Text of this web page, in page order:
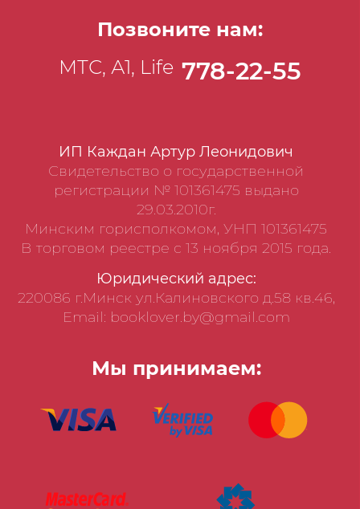
ИП Каждан Артур Леонидович
Свидетельство о государственной
регистрации № 101361475 выдано
29.03.2010г.
Минским горисполкомом, УНП 101361475
В торговом реестре с 13 ноября 2015 года.
Юридический адрес:
220086 г.Минск ул.Калиновского д.58 кв.46,
Email: booklover.by@gmail.com
Мы принимаем:
Позвоните нам:
МТС, А1, Life 778-22-55